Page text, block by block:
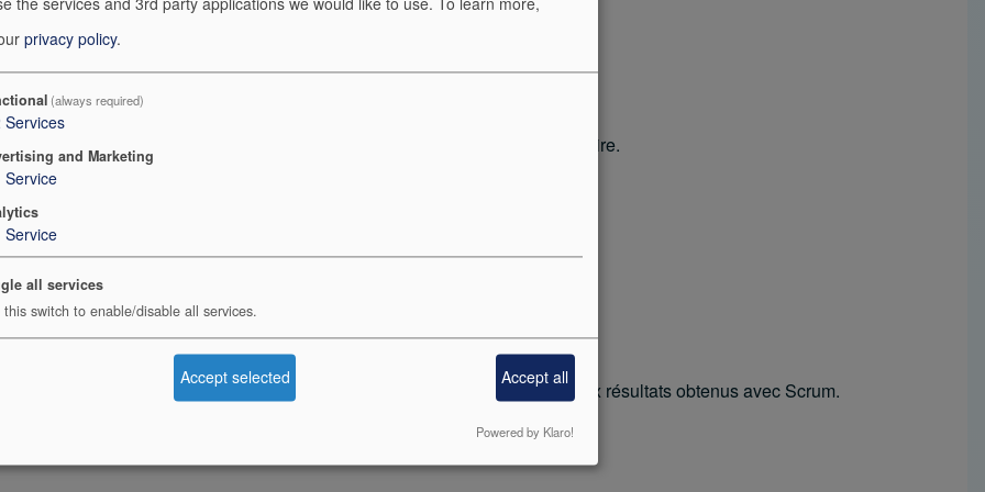
framework Scrum ?
de certains éléments facilitera son adoption, mais c'est le contraire.
Courage
et contribue à un objectif précis qui est essentiel à la valeur globale et aux résultats obtenus avec Scrum.
privacy policy.
(always required)
Services
and Marketing
Service
Service
all services
this switch to enable/disable all services.
Accept selected Accept all
Powered by Klaro!